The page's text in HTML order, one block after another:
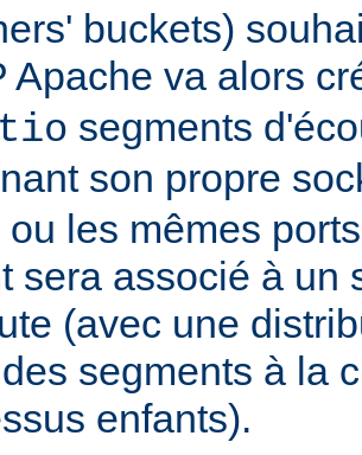
buckets)
Apache va alors
segments
son propre
ou les mêmes
sera associé à un
(avec une
segments à la
enfants).